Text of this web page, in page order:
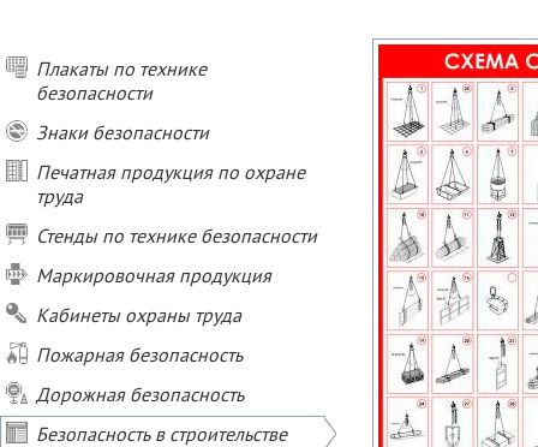
Плакаты по технике
безопасности
Знаки безопасности
Печатная продукция по охране
труда
Стенды по технике безопасности
Маркировочная продукция
Кабинеты охраны труда
Пожарная безопасность
Дорожная безопасность
Безопасность в строительстве